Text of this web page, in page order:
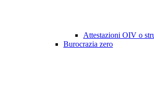
Attestazioni OIV o
Burocrazia zero